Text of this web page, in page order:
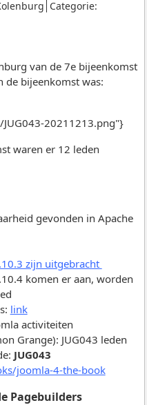
. Categorie:
van de 7e bijeenkomst
de bijeenkomst was:
20211213.png"}
waren er 12 leden
gevonden in Apache
zijn uitgebracht
komen er aan, worden
link
activiteiten
Grange): JUG043 leden
JUG043
joomla-4-the-book
Pagebuilders